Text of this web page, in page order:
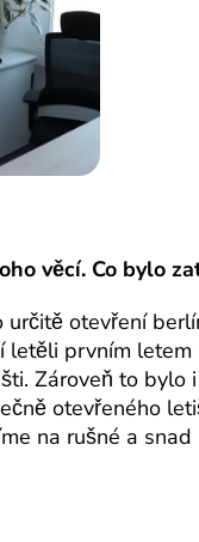
věcí. Co bylo
otevření
letěli prvním
Zároveň to
otevřeného
na rušné a